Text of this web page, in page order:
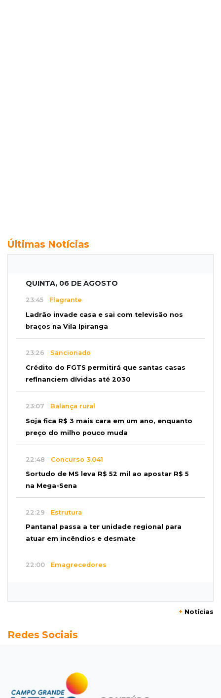
Últimas Notícias
QUINTA, 06 DE AGOSTO
23:45 Flagrante
Ladrão invade casa e sai com televisão nos
braços na Vila Ipiranga
23:26 Sancionado
Crédito do FGTS permitirá que santas casas
refinanciem dívidas até 2030
23:07 Balança rural
Soja fica R$ 3 mais cara em um ano, enquanto
preço do milho pouco muda
22:48 Concurso 3.041
Sortudo de MS leva R$ 52 mil ao apostar R$ 5
na Mega-Sena
22:29 Estrutura
Pantanal passa a ter unidade regional para
atuar em incêndios e desmate
22:00 Emagrecedores
Granizo danifica telhados e plantações
Agregado
Inter perde para o Corinthians mas avança às
+ Notícias
Redes Sociais